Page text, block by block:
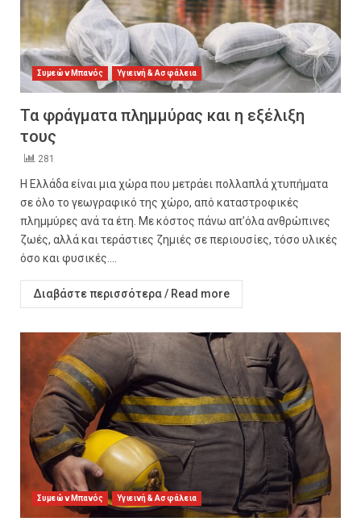
Συμεών Μπανός Υγιεινή & Ασφάλεια
Τα φράγματα πλημμύρας και η εξέλιξη
τους
281
Η Ελλάδα είναι μια χώρα που μετράει πολλαπλά χτυπήματα
σε όλο το γεωγραφικό της χώρο, από καταστροφικές
πλημμύρες ανά τα έτη. Με κόστος πάνω απ’όλα ανθρώπινες
ζωές, αλλά και τεράστιες ζημιές σε περιουσίες, τόσο υλικές
όσο και φυσικές....
Διαβάστε περισσότερα / Read more
Συμεών Μπανός Υγιεινή & Ασφάλεια